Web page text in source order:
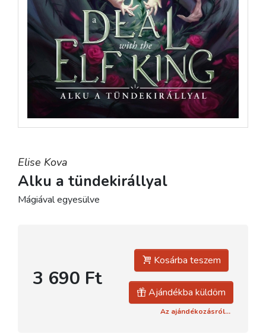
Elise Kova
Alku a tündekirállyal
Mágiával egyesülve
3 690 Ft
Kosárba teszem
Ajándékba küldöm
Az ajándékozásról...